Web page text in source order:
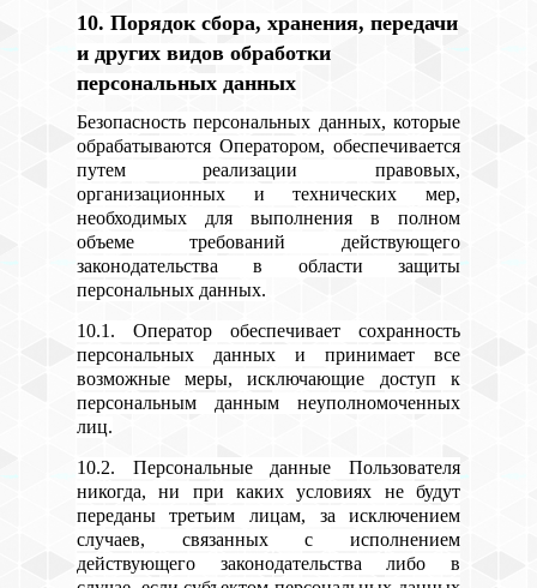
10. Порядок сбора, хранения, передачи
и других видов обработки
персональных данных
Безопасность персональных данных, которые
обрабатываются Оператором, обеспечивается
путем реализации правовых,
организационных и технических мер,
необходимых для выполнения в полном
объеме требований действующего
законодательства в области защиты
персональных данных.
10.1. Оператор обеспечивает сохранность
персональных данных и принимает все
возможные меры, исключающие доступ к
персональным данным неуполномоченных
лиц.
10.2. Персональные данные Пользователя
никогда, ни при каких условиях не будут
переданы третьим лицам, за исключением
случаев, связанных с исполнением
действующего законодательства либо в